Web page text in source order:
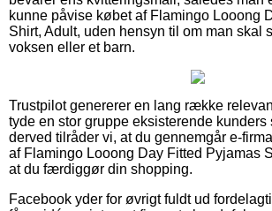
kunne påvise købet af Flamingo Looong
Shirt, Adult, uden hensyn til om man skal
voksen eller et barn.
Trustpilot genererer en lang række
tyde en stor gruppe eksisterende kunders
derved tilråder vi, at du gennemgår e-
af Flamingo Looong Day Fitted Pyjamas
at du færdiggør din shopping.
Facebook yder for øvrigt fuldt ud